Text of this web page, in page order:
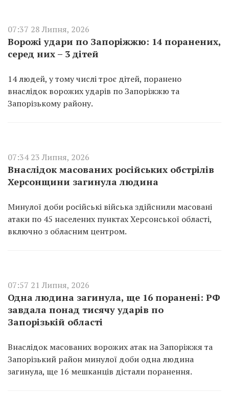
07:37 28 Липня, 2026
Ворожі удари по Запоріжжю: 14 поранених,
серед них – 3 дітей
14 людей, у тому числі троє дітей, поранено
внаслідок ворожих ударів по Запоріжжю та
Запорізькому району.
07:34 23 Липня, 2026
Внаслідок масованих російських обстрілів
Херсонщини загинула людина
Минулої доби російські війська здійснили масовані
атаки по 45 населених пунктах Херсонської області,
включно з обласним центром.
07:57 21 Липня, 2026
Одна людина загинула, ще 16 поранені: РФ
завдала понад тисячу ударів по
Запорізькій області
Внаслідок масованих ворожих атак на Запоріжжя та
Запорізький район минулої доби одна людина
загинула, ще 16 мешканців дістали поранення.